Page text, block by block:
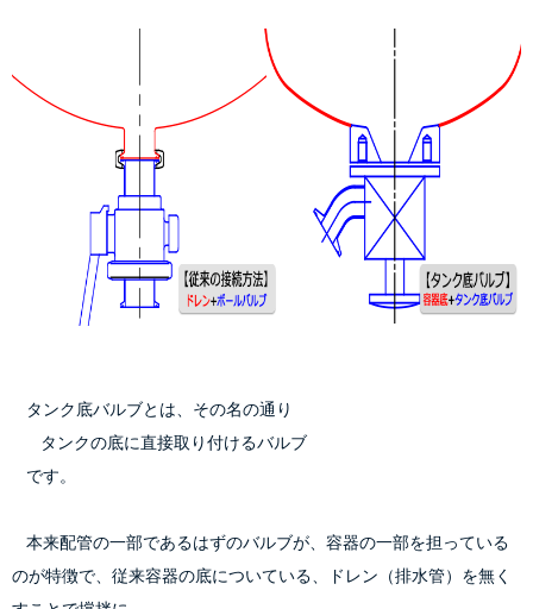
    タンク底バルブとは、その名の通り
        タンクの底に直接取り付けるバルブ
    です。
のが特徴で、従来容器の底についている、ドレン（排水管）を無く